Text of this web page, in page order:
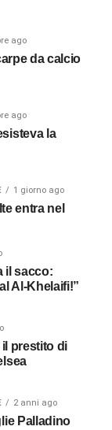
ago
da calcio
ago
la
1 giorno ago
entra nel
il sacco:
Al-Khelaifi!”
il prestito di
2 anni ago
Palladino